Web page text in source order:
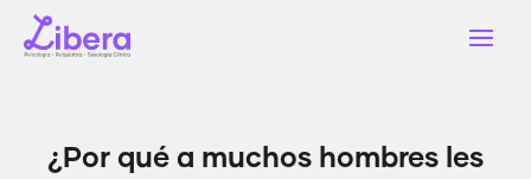
¿Por qué a muchos hombres les